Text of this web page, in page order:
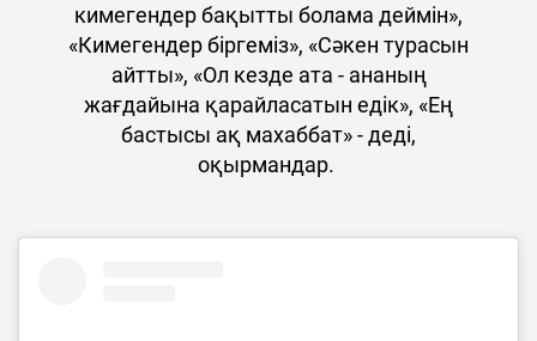
кимегендер бақытты болама деймін»,
«Кимегендер біргеміз», «Сәкен турасын
айтты», «Ол кезде ата - ананың
жағдайына қарайласатын едік», «Ең
бастысы ақ махаббат» - деді,
оқырмандар.